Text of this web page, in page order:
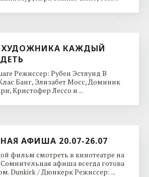
ХУДОЖНИКА КАЖДЫЙ
Режиссер: Рубен Эстлунд В
Банг, Элизабет Мосс, Доминик
Кристофер Лессо и ...
АФИША 20.07-26.07
фильм смотреть в кинотеатре на
афиша всегда готова
Dunkirk / Дюнкерк Режиссер: ...